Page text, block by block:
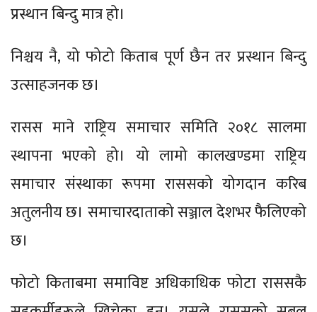
प्रस्थान बिन्दु मात्र हो।
निश्चय नै, यो फोटो किताब पूर्ण छैन तर प्रस्थान बिन्दु
उत्साहजनक छ।
रासस माने राष्ट्रिय समाचार समिति २०१८ सालमा
स्थापना भएको हो। यो लामो कालखण्डमा राष्ट्रिय
समाचार संस्थाका रूपमा राससको योगदान करिब
अतुलनीय छ। समाचारदाताको सञ्जाल देशभर फैलिएको
छ।
फोटो किताबमा समाविष्ट अधिकाधिक फोटा राससकै